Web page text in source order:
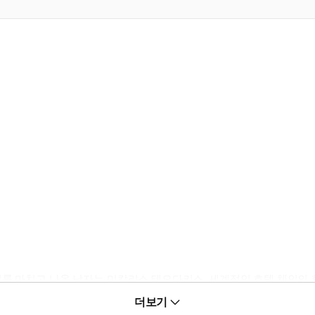
마치고 나온 남자는 미칼리스 테오다키스. 세계적인 호텔 체인
게 그는 미간을 좁히며 가까스로 몸을 가리고 있던 시트를 걷어
더보기